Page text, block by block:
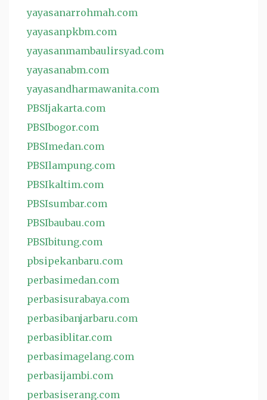
yayasanarrohmah.com
yayasanpkbm.com
yayasanmambaulirsyad.com
yayasanabm.com
yayasandharmawanita.com
PBSIjakarta.com
PBSIbogor.com
PBSImedan.com
PBSIlampung.com
PBSIkaltim.com
PBSIsumbar.com
PBSIbaubau.com
PBSIbitung.com
pbsipekanbaru.com
perbasimedan.com
perbasisurabaya.com
perbasibanjarbaru.com
perbasiblitar.com
perbasimagelang.com
perbasijambi.com
perbasiserang.com